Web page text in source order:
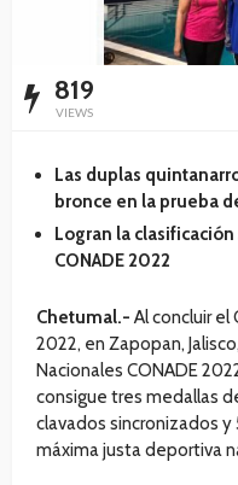
819
VIEWS
Las duplas
bronce en la prueba
Logran la
CONADE 2022
Chetumal.- Al concluir el
2022, en Zapopan,
Nacionales CONADE
consigue tres medallas
clavados sincronizados
máxima justa deportiva